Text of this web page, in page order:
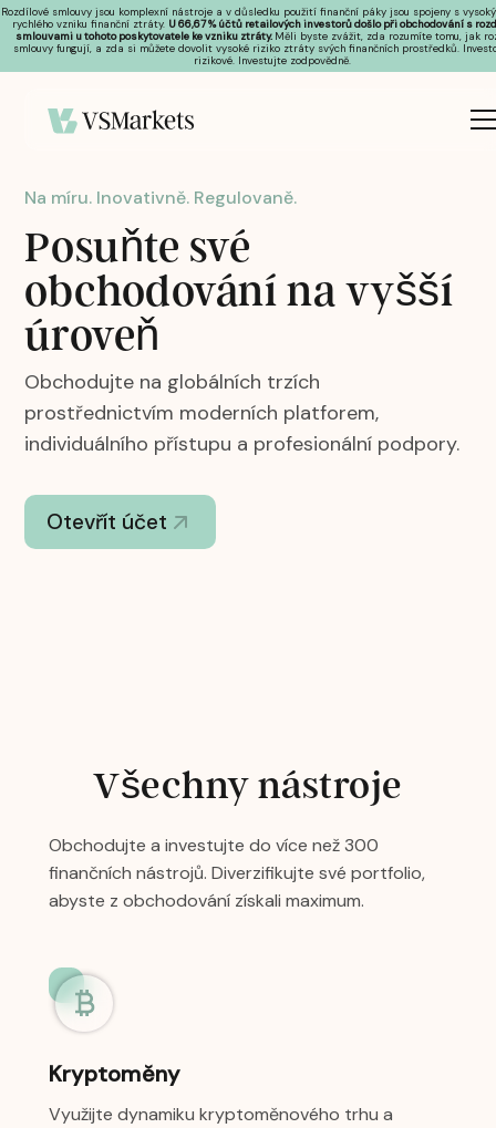
Rozdílové smlouvy jsou komplexní nástroje a v důsledku použití finanční páky jsou spojeny s
rychlého vzniku finanční ztráty. U 66,67 % účtů retailových investorů došlo při obchodování s
smlouvami u tohoto poskytovatele ke vzniku ztráty. Měli byste zvážit, zda rozumíte tomu, jak
smlouvy fungují, a zda si můžete dovolit vysoké riziko ztráty svých finančních prostředků.
rizikové. Investujte zodpovědně.
Na míru. Inovativně. Regulovaně.
Posuňte své
obchodování na vyšší
úroveň
Obchodujte na globálních trzích
prostřednictvím moderních platforem,
individuálního přístupu a profesionální podpory.
Otevřít účet
Všechny nástroje
Obchodujte a investujte do více než 300
finančních nástrojů. Diverzifikujte své portfolio,
abyste z obchodování získali maximum.
Kryptoměny
Využijte dynamiku kryptoměnového trhu a